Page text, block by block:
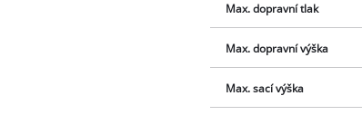
Max. dopravní tlak
Max. dopravní výška
Max. sací výška